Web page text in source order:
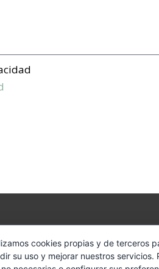
cookies propias y de terceros
su uso y mejorar nuestros